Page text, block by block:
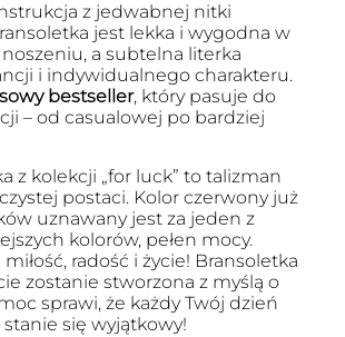
z jedwabnej nitki
jest lekka i wygodna w
a subtelna literka
i indywidualnego charakteru.
bestseller, który pasuje do
– od casualowej po bardziej
z kolekcji „for luck” to talizman
postaci. Kolor czerwony już
uznawany jest za jeden z
kolorów, pełen mocy.
radość i życie! Bransoletka
zostanie stworzona z myślą o
sprawi, że każdy Twój dzień
stanie się wyjątkowy!